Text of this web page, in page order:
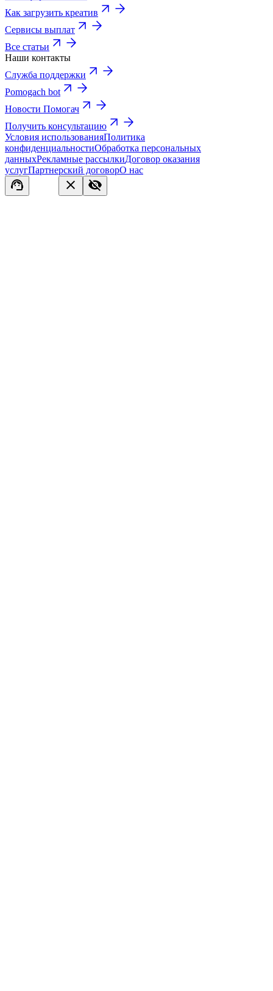
Как загрузить креатив
Сервисы выплат
Все статьи
Наши контакты
Служба поддержки
Pomogach bot
Новости Помогач
Получить консультацию
Условия использованияПолитика
конфиденциальностиОбработка персональных
данныхРекламные рассылкиДоговор оказания
услугПартнерский договорО нас